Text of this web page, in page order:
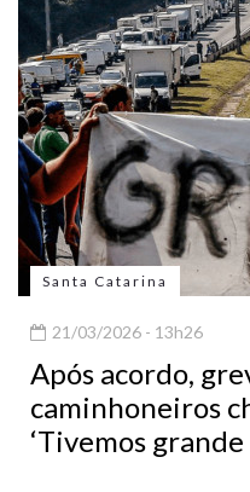
Santa Catarina
21/03/2026 - 13h26
Após acordo,
caminhoneiros
‘Tivemos grande